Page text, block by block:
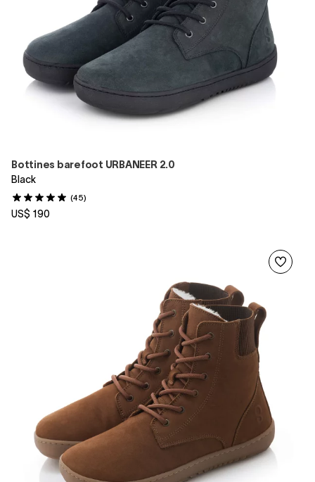
Bottines barefoot URBANEER 2.0
Black
(45)
US$ 190